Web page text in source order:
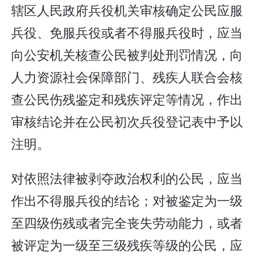
辖区人民政府兵役机关审核确定公民应服
兵役、免服兵役或者不得服兵役时，应当
向公安机关核查公民被判处刑罚情况，向
人力资源社会保障部门、残疾人联合会核
查公民伤残鉴定和残疾评定等情况，作出
审核结论并在公民初次兵役登记表中予以
注明。
对依照法律被剥夺政治权利的公民，应当
作出不得服兵役的结论；对被鉴定为一级
至四级伤残或者完全丧失劳动能力，或者
被评定为一级至三级残疾等级的公民，应